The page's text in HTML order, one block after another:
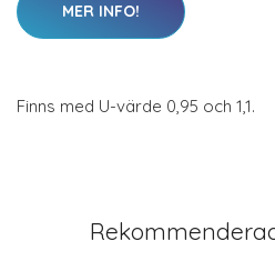
MER INFO!
Finns med U-värde 0,95 och 1,1.